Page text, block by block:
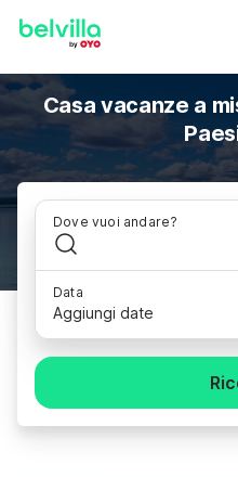
Casa vacanze a
Dove vuoi andare?
Data
Aggiungi date